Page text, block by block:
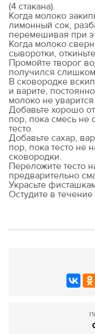
(4 стакана).
Когда молоко
лимонный сок,
перемешивая при
Когда молоко
сыворотки,
Промойте творог
получился
В сковородке
и варите,
молоко не
Добавьте хорошо
пор, пока смесь не
тесто.
Добавьте сахар,
пор, пока тесто не
сковородки.
Переложите тесто
предварительно
Украсьте
Остудите в